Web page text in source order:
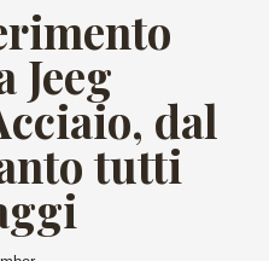
Jeeg
dal
tutti